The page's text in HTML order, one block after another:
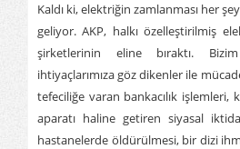
Kaldı ki, elektriğin zamlanması her
geliyor. AKP, halkı özelleştirilmiş
şirketlerinin eline bıraktı.
ihtiyaçlarımıza göz dikenler ile
tefeciliğe varan bankacılık işlemleri,
aparatı haline getiren siyasal
hastanelerde öldürülmesi, bir dizi